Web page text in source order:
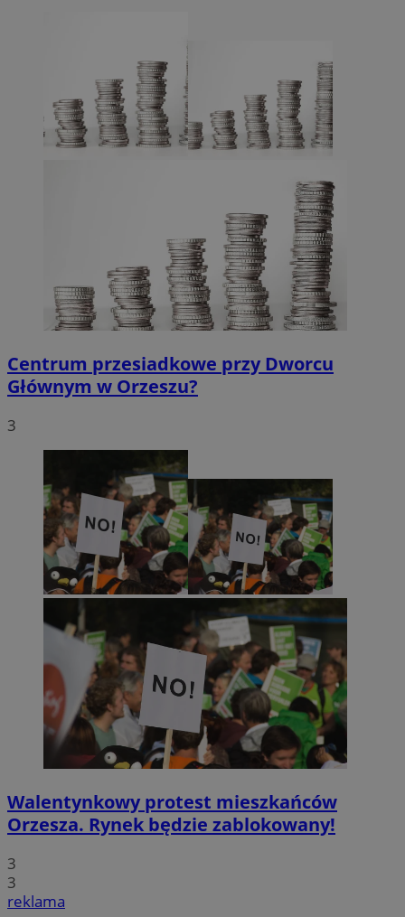
Centrum przesiadkowe przy Dworcu
Głównym w Orzeszu?
3
Walentynkowy protest mieszkańców
Orzesza. Rynek będzie zablokowany!
3
3
reklama